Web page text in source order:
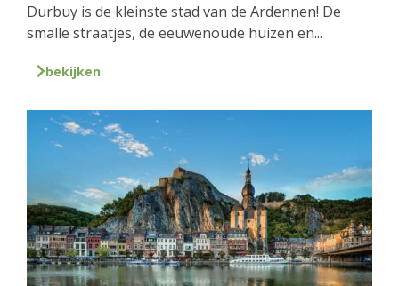
Durbuy is de kleinste stad van de Ardennen! De
smalle straatjes, de eeuwenoude huizen en...
bekijken